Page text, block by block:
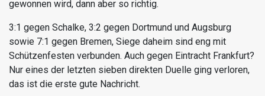
gewonnen wird, dann aber so richtig.
3:1 gegen Schalke, 3:2 gegen Dortmund und Augsburg
sowie 7:1 gegen Bremen, Siege daheim sind eng mit
Schützenfesten verbunden. Auch gegen Eintracht Frankfurt?
Nur eines der letzten sieben direkten Duelle ging verloren,
das ist die erste gute Nachricht.